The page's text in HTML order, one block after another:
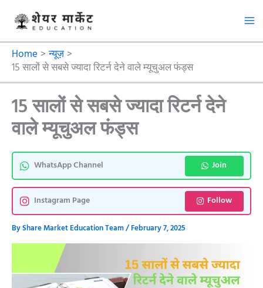
content
Home न्यूज़
15 सालों से सबसे ज्यादा रिटर्न देने वाले म्यूचुअल फंड्स
15 सालों से सबसे ज्यादा रिटर्न देने
वाले म्यूचुअल फंड्स
WhatsApp Channel Join
Instagram Page Follow
ByShare Market Education Team/February 7, 2025
e
r
c
h